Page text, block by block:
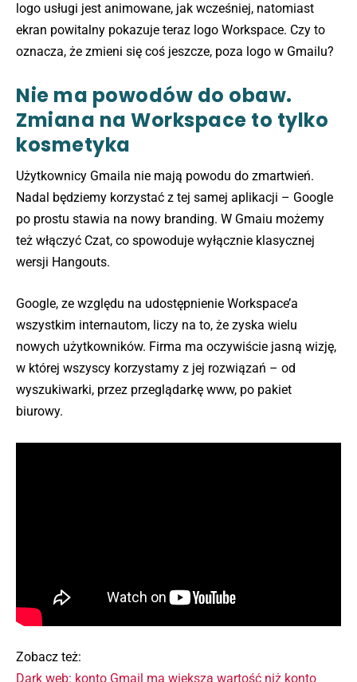
logo usługi jest animowane, jak wcześniej, natomiast
ekran powitalny pokazuje teraz logo Workspace. Czy to
oznacza, że zmieni się coś jeszcze, poza logo w Gmailu?
Nie ma powodów do obaw.
Zmiana na Workspace to tylko
kosmetyka
Użytkownicy Gmaila nie mają powodu do zmartwień.
Nadal będziemy korzystać z tej samej aplikacji – Google
po prostu stawia na nowy branding. W Gmaiu możemy
też włączyć Czat, co spowoduje wyłącznie klasycznej
wersji Hangouts.
Google, ze względu na udostępnienie Workspace’a
wszystkim internautom, liczy na to, że zyska wielu
nowych użytkowników. Firma ma oczywiście jasną wizję,
w której wszyscy korzystamy z jej rozwiązań – od
wyszukiwarki, przez przeglądarkę www, po pakiet
biurowy.
Zobacz też:
Dark web: konto Gmail ma większą wartość niż konto